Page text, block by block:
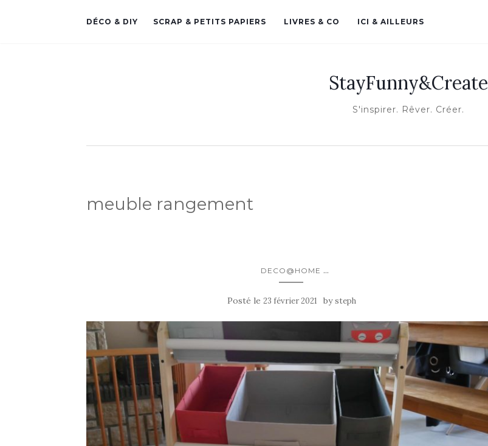
DÉCO & DIY SCRAP & PETITS PAPIERS LIVRES & CO ICI & AILLEURS
StayFunny&Create
S'inspirer. Rêver. Créer.
meuble rangement
DECO@HOME ...
Posté le23 février 2021 bysteph